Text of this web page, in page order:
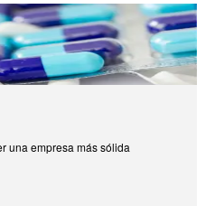
una empresa más sólida